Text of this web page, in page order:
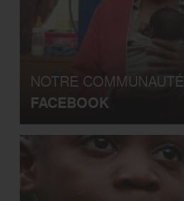
NOTRE COMMUNAUTÉ
FACEBOOK